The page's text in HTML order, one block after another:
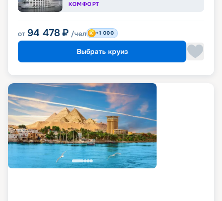
КОМФОРТ
от 94 478 ₽ /чел +1 000
Выбрать круиз